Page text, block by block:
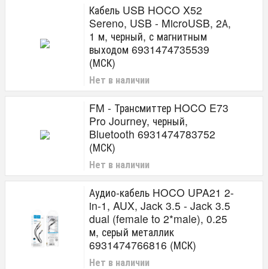
Кабель USB HOCO X52
Sereno, USB - MicroUSB, 2А,
1 м, черный, с магнитным
выходом 6931474735539
(МСК)
Нет в наличии
FM - Трансмиттер HOCO E73
Pro Journey, черный,
Bluetooth 6931474783752
(МСК)
Нет в наличии
Аудио-кабель HOCO UPA21 2-
in-1, AUX, Jack 3.5 - Jack 3.5
dual (female to 2*male), 0.25
м, серый металлик
6931474766816 (МСК)
Нет в наличии